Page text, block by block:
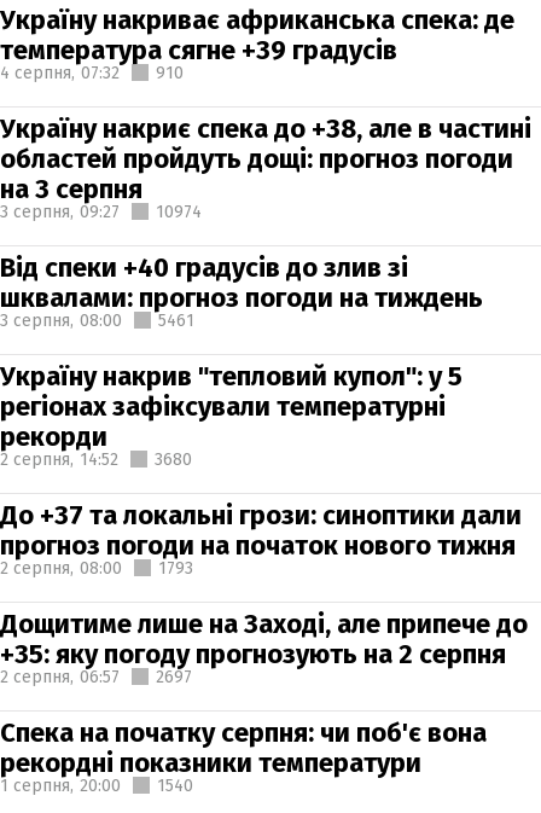
Україну накриває африканська спека: де
температура сягне +39 градусів
4 серпня, 07:32 910
Україну накриє спека до +38, але в частині
областей пройдуть дощі: прогноз погоди
на 3 серпня
3 серпня, 09:27 10974
Від спеки +40 градусів до злив зі
шквалами: прогноз погоди на тиждень
3 серпня, 08:00 5461
Україну накрив "тепловий купол": у 5
регіонах зафіксували температурні
рекорди
2 серпня, 14:52 3680
До +37 та локальні грози: синоптики дали
прогноз погоди на початок нового тижня
2 серпня, 08:00 1793
Дощитиме лише на Заході, але припече до
+35: яку погоду прогнозують на 2 серпня
2 серпня, 06:57 2697
Спека на початку серпня: чи поб'є вона
рекордні показники температури
1 серпня, 20:00 1540